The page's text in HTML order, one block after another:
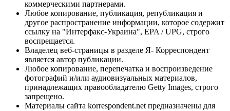
коммерческими партнерами.
Любое копирование, публикация, републикация и
другое распространение информации, которое содержит
ссылку на "Интерфакс-Украина", EPA / UPG, строго
воспрещается.
Владелец веб-страницы в разделе Я- Корреспондент
является автор публикации.
Любое копирование, перепечатка и воспроизведение
фотографий и/или аудиовизуальных материалов,
принадлежащих правообладателю Getty Images, строго
запрещено.
Материалы сайта korrespondent.net предназначены для